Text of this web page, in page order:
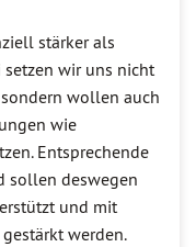
stärker als
setzen wir uns nicht
wollen auch
wie
Entsprechende
sollen deswegen
und mit
werden.